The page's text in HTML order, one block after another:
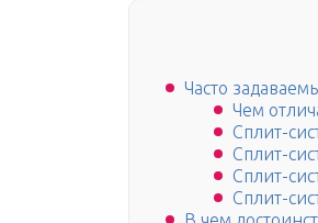
Часто
Чем
Сплит-
Сплит-
Сплит-
Сплит-